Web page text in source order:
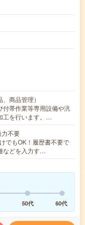
商品管理）
帯作業等専用設備や汎
工を行います。…
力不要
でもOK！履歴書不要で
などを入力す…
50代 60代